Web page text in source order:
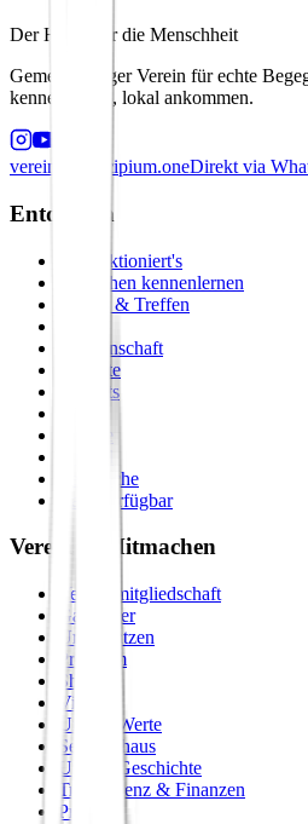
Der Hafen für die Menschheit
Gemeinnütziger Verein für echte
kennenlernen, lokal ankommen.
verein@principium.oneDirekt via
Entdecken
So funktioniert's
Menschen kennenlernen
Events & Treffen
Gemeinschaft
Formate
Retreats
Galerie
Vergleiche
Bald verfügbar
Verein & Mitmachen
Vereinsmitgliedschaft
Gastgeber
Unterstützen
Premium
Shop
Vision
Unsere Werte
Seminarhaus
Unsere Geschichte
Transparenz & Finanzen
Presse